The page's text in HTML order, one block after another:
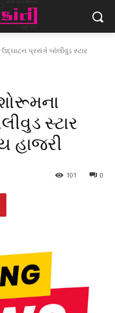
પ્રસંગે બૉલીવુડ સ્ટાર
સ્ટાર
હાજરી
0
101